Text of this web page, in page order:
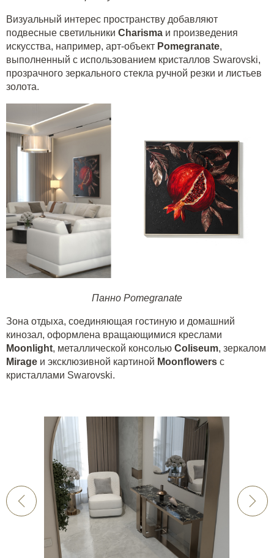
Визуальный интерес пространству добавляют
подвесные светильники Charisma и произведения
искусства, например, арт-объект Pomegranate,
выполненный с использованием кристаллов Swarovski,
прозрачного зеркального стекла ручной резки и листьев
золота.
Панно Pomegranate
Зона отдыха, соединяющая гостиную и домашний
кинозал, оформлена вращающимися креслами
Moonlight, металлической консолью Coliseum, зеркалом
Mirage и эксклюзивной картиной Moonflowers с
кристаллами Swarovski.